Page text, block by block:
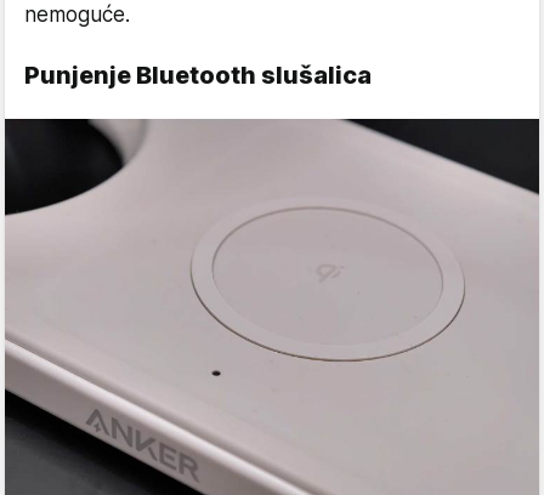
nemoguće.
Punjenje Bluetooth slušalica